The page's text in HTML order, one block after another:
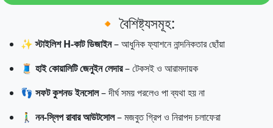
🔸 বৈশিষ্ট্যসমূহ:
✨স্টাইলিশ H-কাট ডিজাইন– আধুনিক ফ্যাশনে নান্দনিকতার ছোঁয়া
🧵 হাই কোয়ালিটি জেনুইন লেদার– টেকসই ও আরামদায়ক
👣 সফট কুশনড ইনসোল– দীর্ঘ সময় পরলেও পা ব্যথা হয় না
🚶‍♂️ নন-স্লিপ রাবার আউটসোল– মজবুত গ্রিপ ও নিরাপদ চলাফেরা